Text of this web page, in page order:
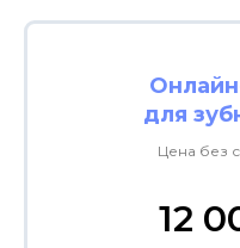
для
Цена без
12